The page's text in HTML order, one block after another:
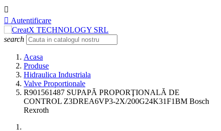

 Autentificare
search
Acasa
Produse
Hidraulica Industriala
Valve Proportionale
R901561487 SUPAPĂ PROPORŢIONALĂ DE
CONTROL Z3DREA6VP3-2X/200G24K31F1BM Bosch
Rexroth